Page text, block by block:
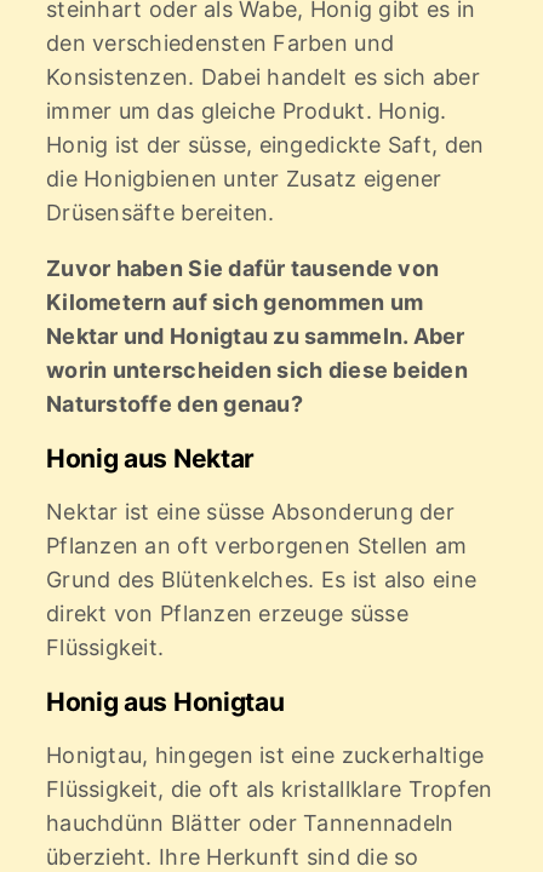
steinhart oder als Wabe, Honig gibt es in
den verschiedensten Farben und
Konsistenzen. Dabei handelt es sich aber
immer um das gleiche Produkt. Honig.
Honig ist der süsse, eingedickte Saft, den
die Honigbienen unter Zusatz eigener
Drüsensäfte bereiten.
Zuvor haben Sie dafür tausende von
Kilometern auf sich genommen um
Nektar und Honigtau zu sammeln. Aber
worin unterscheiden sich diese beiden
Naturstoffe den genau?
Honig aus Nektar
Nektar ist eine süsse Absonderung der
Pflanzen an oft verborgenen Stellen am
Grund des Blütenkelches. Es ist also eine
direkt von Pflanzen erzeuge süsse
Flüssigkeit.
Honig aus Honigtau
Honigtau, hingegen ist eine zuckerhaltige
Flüssigkeit, die oft als kristallklare Tropfen
hauchdünn Blätter oder Tannennadeln
überzieht. Ihre Herkunft sind die so